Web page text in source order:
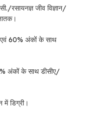
रसायनज्ञ जीव विज्ञान/
एवं 60% अंकों के साथ
अंकों के साथ डीसीए/
डिग्री।